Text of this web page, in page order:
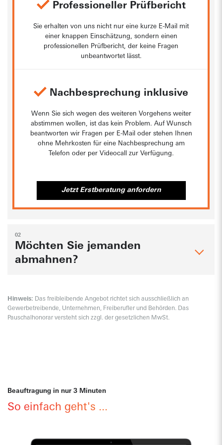
Professioneller Prüfbericht
Sie erhalten von uns nicht nur eine kurze E-Mail mit
einer knappen Einschätzung, sondern einen
professionellen Prüfbericht, der keine Fragen
unbeantwortet lässt.
Nachbesprechung inklusive
Wenn Sie sich wegen des weiteren Vorgehens weiter
abstimmen wollen, ist das kein Problem. Auf Wunsch
beantworten wir Fragen per E-Mail oder stehen Ihnen
ohne Mehrkosten für eine Nachbesprechung am
Telefon oder per Videocall zur Verfügung.
Jetzt Erstberatung anfordern
02
Möchten Sie jemanden
abmahnen?
Erstberatung zu Erfolgsaussichten
und Optionen
Nachahmer durchzusetzen. Es geht nicht nur darum,
Schadensersatz, Rückruf und Vernichtung)
Hinweis: Das freibleibende Angebot richtet sich ausschließlich an
Gewerbetreibende, Unternehmen, Freiberufler und Behörden. Das
Pauschalhonorar versteht sich zzgl. der gesetzlichen MwSt.
Beauftragung in nur 3 Minuten
So einfach geht's ...